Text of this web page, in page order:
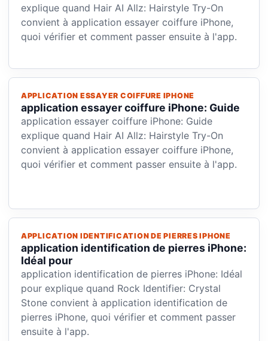
explique quand Hair AI Allz: Hairstyle Try-On
convient à application essayer coiffure iPhone,
quoi vérifier et comment passer ensuite à l'app.
APPLICATION ESSAYER COIFFURE IPHONE
application essayer coiffure iPhone: Guide
application essayer coiffure iPhone: Guide
explique quand Hair AI Allz: Hairstyle Try-On
convient à application essayer coiffure iPhone,
quoi vérifier et comment passer ensuite à l'app.
APPLICATION IDENTIFICATION DE PIERRES IPHONE
application identification de pierres iPhone:
Idéal pour
application identification de pierres iPhone: Idéal
pour explique quand Rock Identifier: Crystal
Stone convient à application identification de
pierres iPhone, quoi vérifier et comment passer
ensuite à l'app.